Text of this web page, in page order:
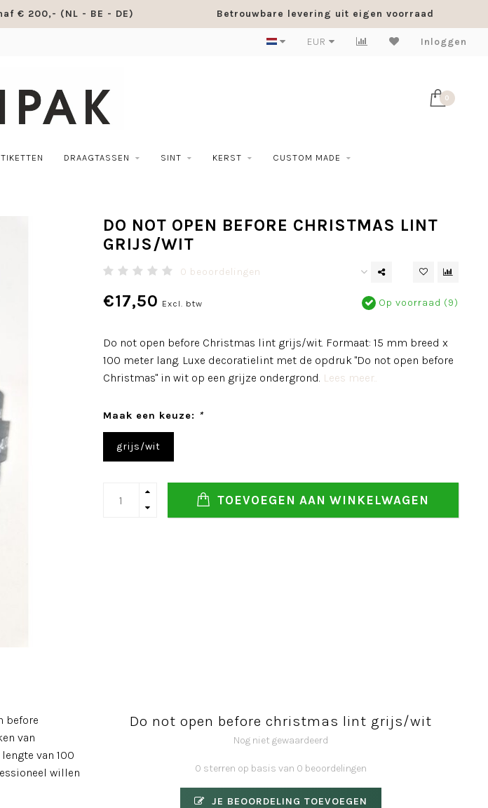
€ 200,- (NL - BE - DE) Betrouwbare levering uit eigen voorraad
EUR Inloggen
0
DRAAGTASSEN SINT KERST CUSTOM MADE
DO NOT OPEN BEFORE CHRISTMAS LINT
GRIJS/WIT
0 beoordelingen
€17,50 Excl. btw Op voorraad (9)
Do not open before Christmas lint grijs/wit. Formaat: 15 mm breed x
100 meter lang. Luxe decoratielint met de opdruk "Do not open before
Christmas" in wit op een grijze ondergrond. Lees meer..
Maak een keuze: *
grijs/wit
TOEVOEGEN AAN WINKELWAGEN
before
van
van 100
willen
Do not open before christmas lint grijs/wit
Nog niet gewaardeerd
0 sterren op basis van 0 beoordelingen
JE BEOORDELING TOEVOEGEN